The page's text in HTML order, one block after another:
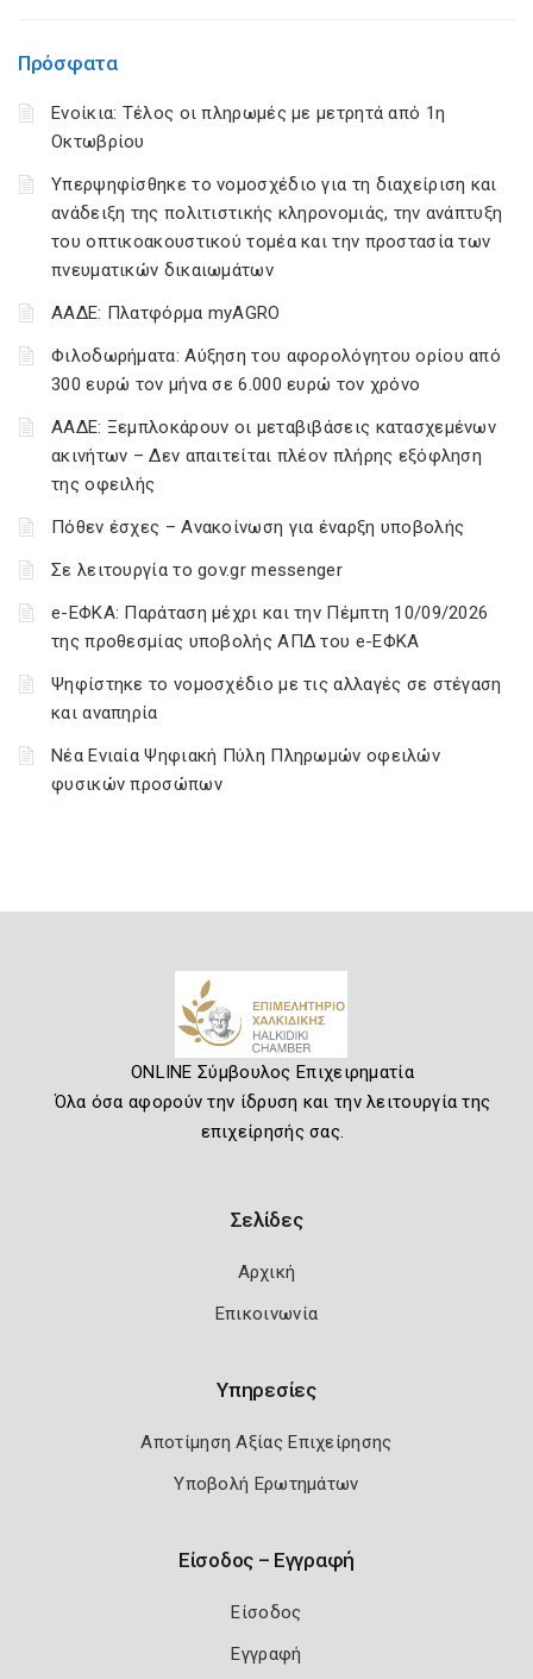
Πρόσφατα
Ενοίκια: Τέλος οι πληρωμές με μετρητά από 1η
Οκτωβρίου
Υπερψηφίσθηκε το νομοσχέδιο για τη διαχείριση και
ανάδειξη της πολιτιστικής κληρονομιάς, την ανάπτυξη
του οπτικοακουστικού τομέα και την προστασία των
πνευματικών δικαιωμάτων
ΑΑΔΕ: Πλατφόρμα myAGRO
Φιλοδωρήματα: Αύξηση του αφορολόγητου ορίου από
300 ευρώ τον μήνα σε 6.000 ευρώ τον χρόνο
ΑΑΔΕ: Ξεμπλοκάρουν οι μεταβιβάσεις κατασχεμένων
ακινήτων – Δεν απαιτείται πλέον πλήρης εξόφληση
της οφειλής
Πόθεν έσχες – Ανακοίνωση για έναρξη υποβολής
Σε λειτουργία το gov.gr messenger
e-ΕΦΚΑ: Παράταση μέχρι και την Πέμπτη 10/09/2026
της προθεσμίας υποβολής ΑΠΔ του e-ΕΦΚΑ
Ψηφίστηκε το νομοσχέδιο με τις αλλαγές σε στέγαση
και αναπηρία
Νέα Ενιαία Ψηφιακή Πύλη Πληρωμών οφειλών
φυσικών προσώπων
ONLINE Σύμβουλος Επιχειρηματία
Όλα όσα αφορούν την ίδρυση και την λειτουργία της
επιχείρησής σας.
Σελίδες
Αρχική
Επικοινωνία
Υπηρεσίες
Αποτίμηση Αξίας Επιχείρησης
Υποβολή Ερωτημάτων
Είσοδος – Εγγραφή
Είσοδος
Εγγραφή